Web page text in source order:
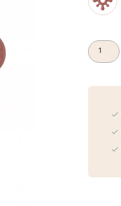
Baby's
Only
Stone